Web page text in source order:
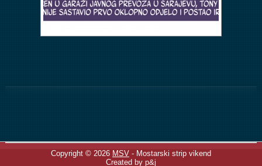
Copyright © 2026 MSV- Mostarski strip vikend
Created by p&j